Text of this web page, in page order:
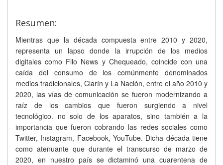
Resumen:
Mientras que la década compuesta entre 2010 y 2020,
representa un lapso donde la irrupción de los medios
digitales como Filo News y Chequeado, coincide con una
caída del consumo de los comúnmente denominados
medios tradicionales, Clarín y La Nación, entre el año 2010 y
2020, las vías de comunicación se fueron modernizando a
raíz de los cambios que fueron surgiendo a nivel
tecnológico. no solo de los aparatos, sino también a la
importancia que fueron cobrando las redes sociales como
Twitter, Instagram, Facebook, YouTube. Dicha década tiene
como atenuante que durante el transcurso de marzo de
2020, en nuestro país se dictaminó una cuarentena de